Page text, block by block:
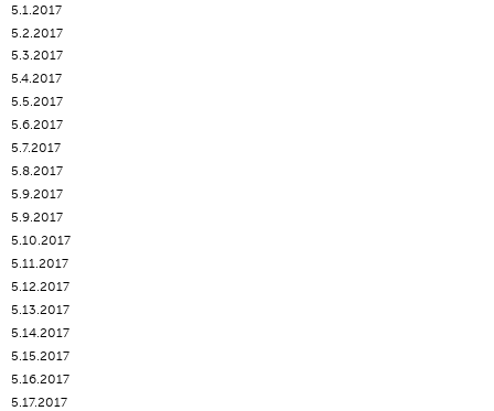
5.1.2017
5.2.2017
5.3.2017
5.4.2017
5.5.2017
5.6.2017
5.7.2017
5.8.2017
5.9.2017
5.9.2017
5.10.2017
5.11.2017
5.12.2017
5.13.2017
5.14.2017
5.15.2017
5.16.2017
5.17.2017